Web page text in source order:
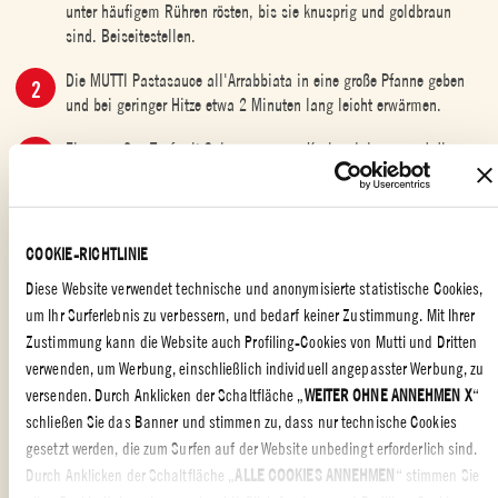
COOKIE-RICHTLINIE
Diese Website verwendet technische und anonymisierte statistische Cookies,
um Ihr Surferlebnis zu verbessern, und bedarf keiner Zustimmung. Mit Ihrer
Zustimmung kann die Website auch Profiling-Cookies von Mutti und Dritten
verwenden, um Werbung, einschließlich individuell angepasster Werbung, zu
versenden. Durch Anklicken der Schaltfläche „WEITER OHNE ANNEHMEN X“
schließen Sie das Banner und stimmen zu, dass nur technische Cookies
gesetzt werden, die zum Surfen auf der Website unbedingt erforderlich sind.
Durch Anklicken der Schaltfläche „ ALLE COOKIES ANNEHMEN “ stimmen Sie
unter häufigem Rühren rösten, bis sie knusprig und goldbraun
sind. Beiseitestellen.
Die MUTTI Pastasauce all'Arrabbiata in eine große Pfanne geben
und bei geringer Hitze etwa 2 Minuten lang leicht erwärmen.
Einen großen Topf mit Salzwasser zum Kochen bringen und die
Orecchiette darin garen. Al dente abgießen und direkt in die Pfanne
mit einer Prise Sardellen-Semmelbröseln bestreuen. Guten Appetit!
HAUPTGERICHTE,FÜR DIE GANZE FAMILIE,REIS,PASTA
ORECCHIETTE MIT SCHARFER